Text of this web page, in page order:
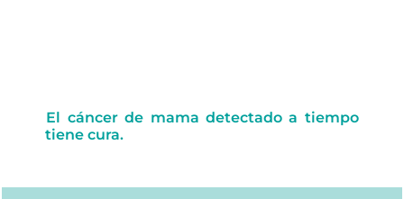
El cáncer de mama detectado a tiempo
tiene cura.